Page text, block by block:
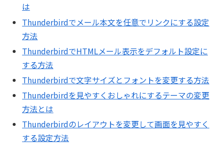
は
Thunderbirdでメール本文を任意でリンクにする設定
方法
ThunderbirdでHTMLメール表示をデフォルト設定に
する方法
Thunderbirdで文字サイズとフォントを変更する方法
Thunderbirdを見やすくおしゃれにするテーマの変更
方法とは
Thunderbirdのレイアウトを変更して画面を見やすく
する設定方法